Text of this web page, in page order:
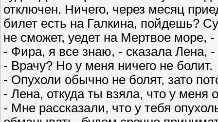
отключен. Ничего, через месяц
билет есть на Галкина, пойдешь?
не сможет, уедет на Мертвое море,
- Фира, я все знаю, - сказала Лена, -
- Врачу? Но у меня ничего не болит.
- Опухоли обычно не болят, зато
- Лена, откуда ты взяла, что у меня
- Мне рассказали, что у тебя